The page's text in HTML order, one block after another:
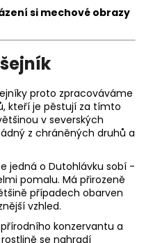
si mechové obrazy
proto zpracováváme
kteří je pěstují za tímto
v severských
z chráněných druhů a
jedná o Dutohlávku sobí -
pomalu. Má přirozeně
případech obarven
vzhled.
konzervantu a
se nahradí